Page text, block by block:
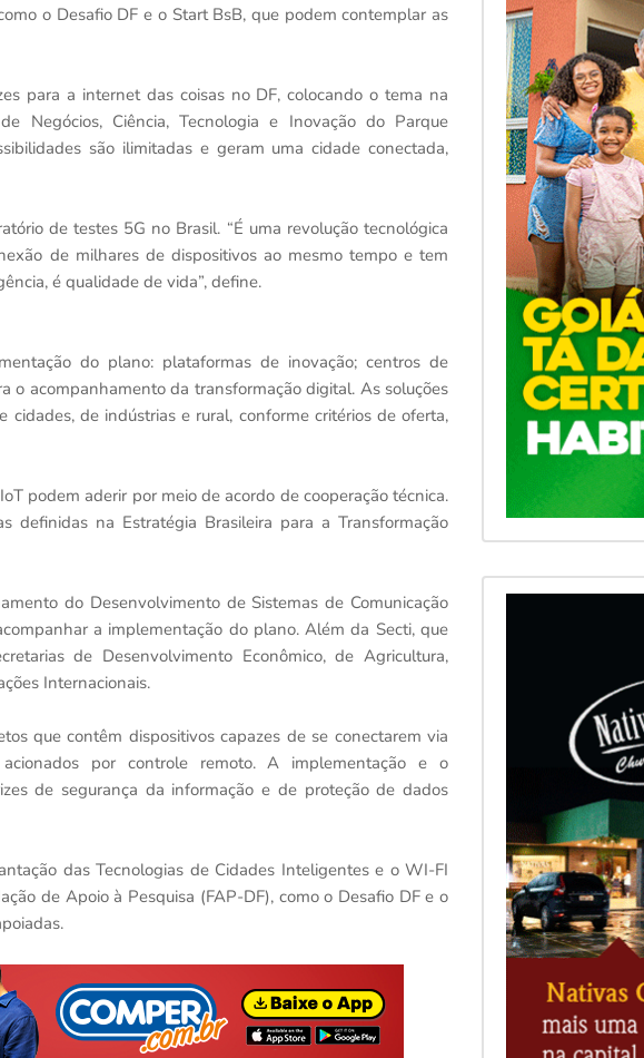
o Desafio DF e o Start BsB, que podem contemplar as
para a internet das coisas no DF, colocando o tema na
Negócios, Ciência, Tecnologia e Inovação do Parque
são ilimitadas e geram uma cidade conectada,
de testes 5G no Brasil. “É uma revolução tecnológica
de milhares de dispositivos ao mesmo tempo e tem
é qualidade de vida”, define.
do plano: plataformas de inovação; centros de
o acompanhamento da transformação digital. As soluções
de indústrias e rural, conforme critérios de oferta,
podem aderir por meio de acordo de cooperação técnica.
definidas na Estratégia Brasileira para a Transformação
do Desenvolvimento de Sistemas de Comunicação
a implementação do plano. Além da Secti, que
de Desenvolvimento Econômico, de Agricultura,
Internacionais.
que contêm dispositivos capazes de se conectarem via
por controle remoto. A implementação e o
de segurança da informação e de proteção de dados
das Tecnologias de Cidades Inteligentes e o WI-FI
de Apoio à Pesquisa (FAP-DF), como o Desafio DF e o